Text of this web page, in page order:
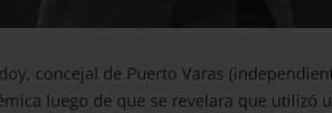
concejal de Puerto Varas
luego de que se revelara que